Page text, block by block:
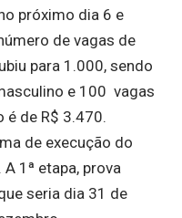
próximo dia 6 e
de vagas de
para 1.000, sendo
e 100 vagas
é de R$ 3.470.
de execução do
1ª etapa, prova
seria dia 31 de